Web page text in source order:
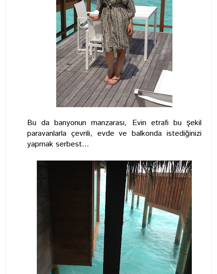
Bu da banyonun manzarası, Evin etrafı bu şekil
paravanlarla çevrili, evde ve balkonda istediğinizi
yapmak serbest...